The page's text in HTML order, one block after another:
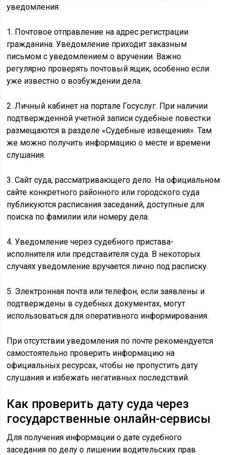
уведомления:
1. Почтовое отправление на адрес регистрации
гражданина. Уведомление приходит заказным
письмом с уведомлением о вручении. Важно
регулярно проверять почтовый ящик, особенно если
уже известно о возбуждении дела.
2. Личный кабинет на портале Госуслуг. При наличии
подтвержденной учетной записи судебные повестки
размещаются в разделе «Судебные извещения». Там
же можно получить информацию о месте и времени
слушания.
3. Сайт суда, рассматривающего дело. На официальном
сайте конкретного районного или городского суда
публикуются расписания заседаний, доступные для
поиска по фамилии или номеру дела.
4. Уведомление через судебного пристава-
исполнителя или представителя суда. В некоторых
случаях уведомление вручается лично под расписку.
5. Электронная почта или телефон, если заявлены и
подтверждены в судебных документах, могут
использоваться для оперативного информирования.
При отсутствии уведомления по почте рекомендуется
самостоятельно проверить информацию на
официальных ресурсах, чтобы не пропустить дату
слушания и избежать негативных последствий.
Как проверить дату суда через
государственные онлайн-сервисы
Для получения информации о дате судебного
заседания по делу о лишении водительских прав